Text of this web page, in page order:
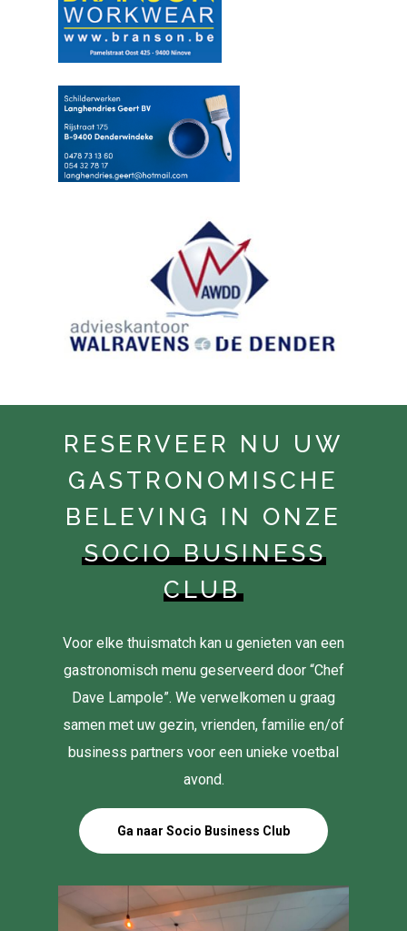
RESERVEER NU UW
GASTRONOMISCHE
BELEVING IN ONZE
SOCIO BUSINESS
CLUB
Voor elke thuismatch kan u genieten van een
gastronomisch menu geserveerd door “Chef
Dave Lampole”. We verwelkomen u graag
samen met uw gezin, vrienden, familie en/of
business partners voor een unieke voetbal
avond.
Ga naar Socio Business Club